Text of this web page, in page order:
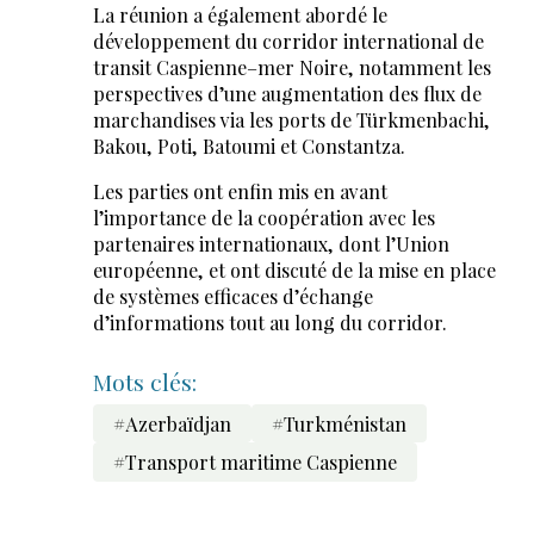
La réunion a également abordé le
développement du corridor international de
transit Caspienne–mer Noire, notamment les
perspectives d’une augmentation des flux de
marchandises via les ports de Türkmenbachi,
Bakou, Poti, Batoumi et Constantza.
Les parties ont enfin mis en avant
l’importance de la coopération avec les
partenaires internationaux, dont l’Union
européenne, et ont discuté de la mise en place
de systèmes efficaces d’échange
d’informations tout au long du corridor.
Mots clés:
#Azerbaïdjan
#Turkménistan
#Transport maritime Caspienne